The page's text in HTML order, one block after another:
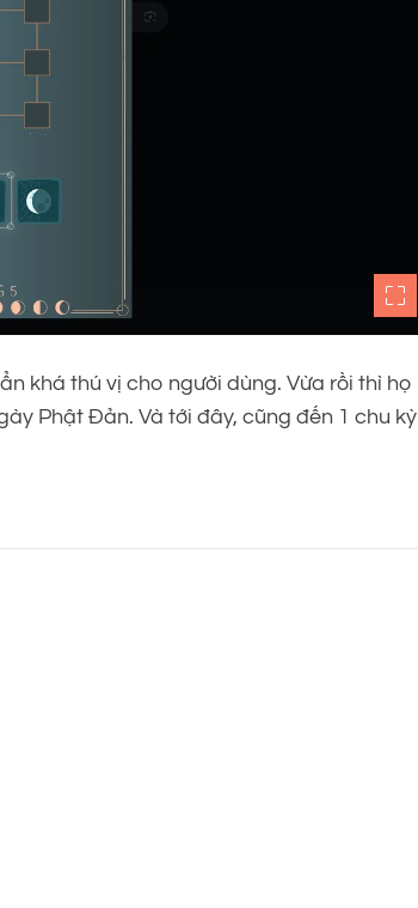
khá thú vị cho người dùng. Vừa rồi thì họ
Phật Đản. Và tới đây, cũng đến 1 chu kỳ